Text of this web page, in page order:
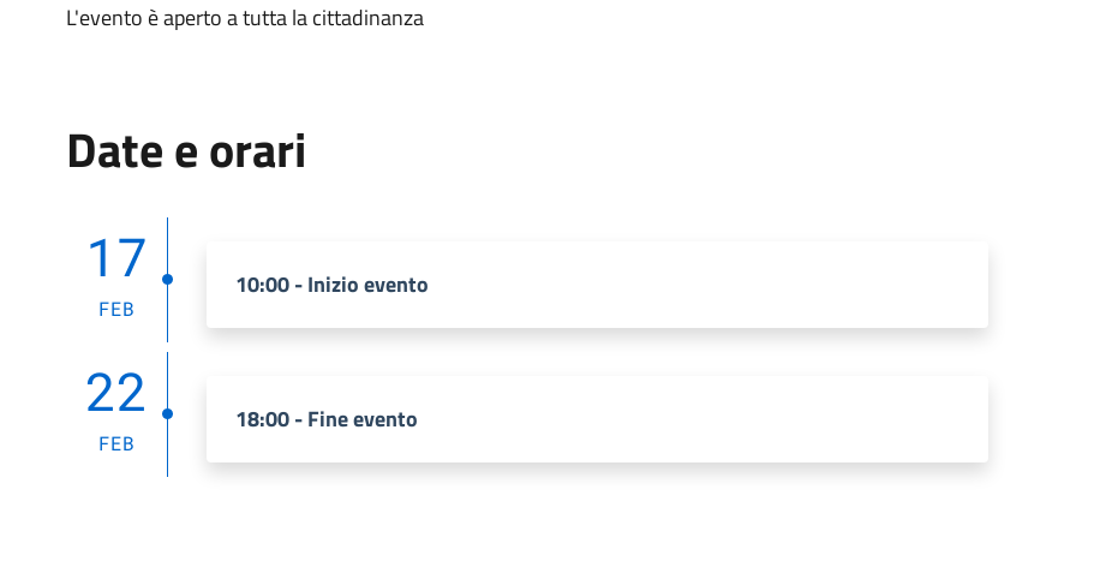
L'evento è aperto a tutta la cittadinanza
Date e orari
17
FEB
10:00 - Inizio evento
22
FEB
18:00 - Fine evento